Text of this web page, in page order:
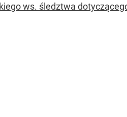
ws. śledztwa